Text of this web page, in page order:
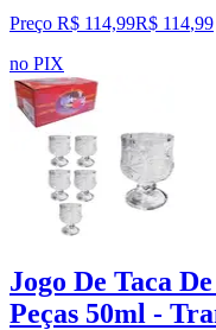
Preço R$ 114,99R$ 114,99
no PIX
Jogo De Taca
Peças 50ml -